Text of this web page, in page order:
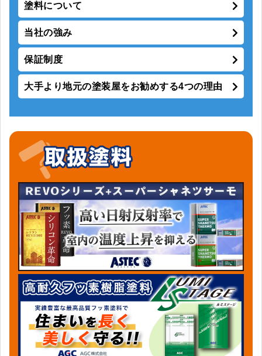
塗料について
当社の強み
保証制度
大手より地元の塗装屋をお勧めする4つの理由